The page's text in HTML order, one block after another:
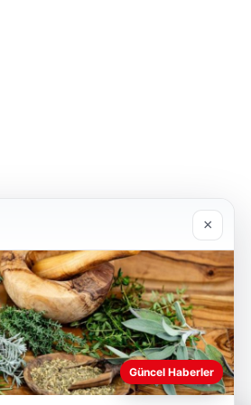
×
Güncel Haberler